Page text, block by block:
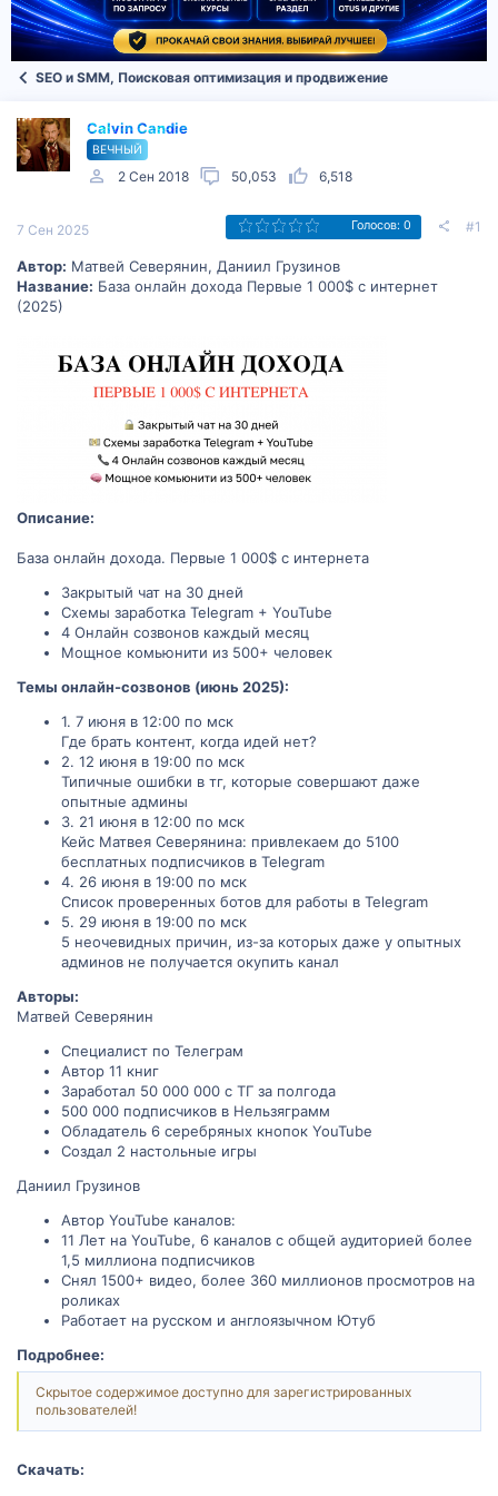
SEO и SMM, Поисковая оптимизация и продвижение
Calvin Candie
ВЕЧНЫЙ
2 Сен 2018 50,053 6,518
7 Сен 2025 Голосов: 0 #1
Автор: Матвей Северянин, Даниил Грузинов
Название: База онлайн дохода Первые 1 000$ с интернет
(2025)
Описание:
База онлайн дохода. Первые 1 000$ с интернета
Закрытый чат на 30 дней
Схемы заработка Telegram + YouTube
4 Онлайн созвонов каждый месяц
Мощное комьюнити из 500+ человек
Темы онлайн-созвонов (июнь 2025):
1. 7 июня в 12:00 по мск
Где брать контент, когда идей нет?
2. 12 июня в 19:00 по мск
Типичные ошибки в тг, которые совершают даже
опытные админы
3. 21 июня в 12:00 по мск
Кейс Матвея Северянина: привлекаем до 5100
бесплатных подписчиков в Telegram
4. 26 июня в 19:00 по мск
Список проверенных ботов для работы в Telegram
5. 29 июня в 19:00 по мск
5 неочевидных причин, из-за которых даже у опытных
админов не получается окупить канал
Авторы:
Матвей Северянин
Специалист по Телеграм
Автор 11 книг
Заработал 50 000 000 с ТГ за полгода
500 000 подписчиков в Нельзяграмм
Обладатель 6 серебряных кнопок YouTube
Создал 2 настольные игры
Даниил Грузинов
Автор YouTube каналов:
11 Лет на YouTube, 6 каналов с общей аудиторией более
1,5 миллиона подписчиков
Снял 1500+ видео, более 360 миллионов просмотров на
роликах
Работает на русском и англоязычном Ютуб
Подробнее:
Скрытое содержимое доступно для зарегистрированных
пользователей!
Скачать: